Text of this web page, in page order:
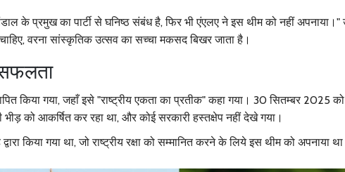
के प्रमुख का पार्टी से घनिष्ठ संबंध है, फिर भी एंएलए ने इस थीम को नहीं अपनाया।"
वरना सांस्कृतिक उत्सव का सच्चा मकसद बिखर जाता है।
किया गया, जहाँ इसे "राष्ट्रीय एकता का प्रतीक" कहा गया। 30 सितम्बर 2025 को
को आकर्षित कर रहा था, और कोई सरकारी हस्तक्षेप नहीं देखे गया।
किया गया था, जो राष्ट्रीय रक्षा को सम्मानित करने के लिये इस थीम को अपनाया